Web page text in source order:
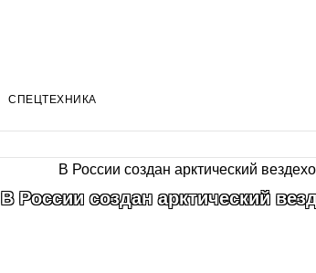
СПЕЦТЕХНИКА
В России создан арктический